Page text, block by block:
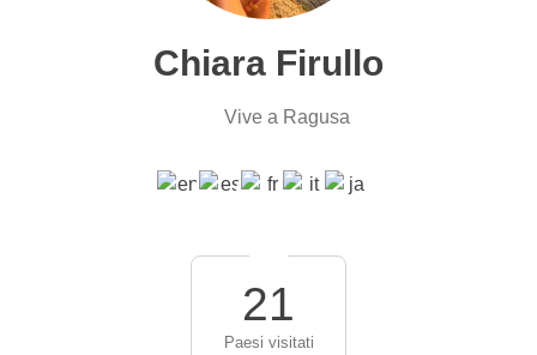
Chiara Firullo
Vive a Ragusa
21
Paesi visitati